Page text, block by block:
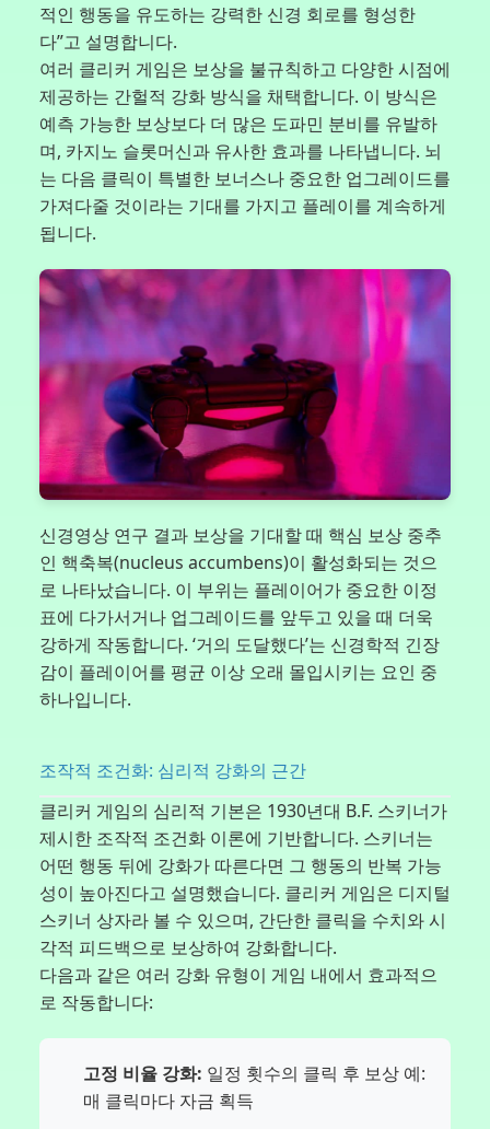
적인 행동을 유도하는 강력한 신경 회로를 형성한
다”고 설명합니다.
여러 클리커 게임은 보상을 불규칙하고 다양한 시점에
제공하는 간헐적 강화 방식을 채택합니다. 이 방식은
예측 가능한 보상보다 더 많은 도파민 분비를 유발하
며, 카지노 슬롯머신과 유사한 효과를 나타냅니다. 뇌
는 다음 클릭이 특별한 보너스나 중요한 업그레이드를
가져다줄 것이라는 기대를 가지고 플레이를 계속하게
됩니다.
신경영상 연구 결과 보상을 기대할 때 핵심 보상 중추
인 핵축복(nucleus accumbens)이 활성화되는 것으
로 나타났습니다. 이 부위는 플레이어가 중요한 이정
표에 다가서거나 업그레이드를 앞두고 있을 때 더욱
강하게 작동합니다. ‘거의 도달했다’는 신경학적 긴장
감이 플레이어를 평균 이상 오래 몰입시키는 요인 중
하나입니다.
조작적 조건화: 심리적 강화의 근간
클리커 게임의 심리적 기본은 1930년대 B.F. 스키너가
제시한 조작적 조건화 이론에 기반합니다. 스키너는
어떤 행동 뒤에 강화가 따른다면 그 행동의 반복 가능
성이 높아진다고 설명했습니다. 클리커 게임은 디지털
스키너 상자라 볼 수 있으며, 간단한 클릭을 수치와 시
각적 피드백으로 보상하여 강화합니다.
다음과 같은 여러 강화 유형이 게임 내에서 효과적으
로 작동합니다:
고정 비율 강화: 일정 횟수의 클릭 후 보상 예:
매 클릭마다 자금 획득